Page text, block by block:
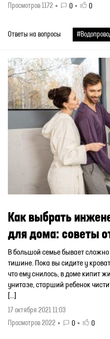
Просмотров 1172
0 0
Ответы на вопросы
Как выбрать
для дома: советы
В большой семье бывает сложно
тишине. Пока вы сидите у
что ему снилось, в доме кипит
унитазе, старший ребенок
[…]
17 октября 2021 11:03
Просмотров 2022
0 0